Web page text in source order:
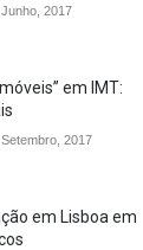
2017
em IMT:
2017
em Lisboa em